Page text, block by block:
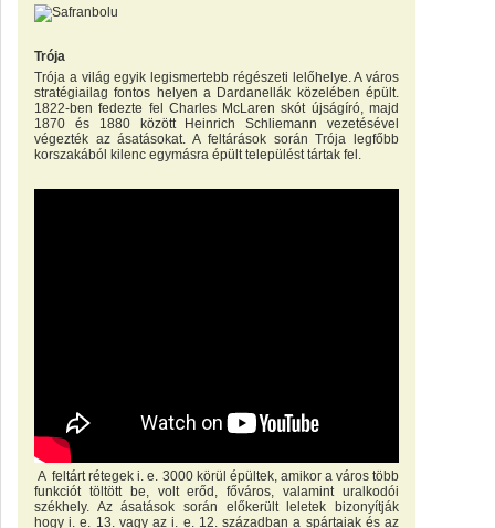
Trója
Trója a világ egyik legismertebb régészeti lelőhelye. A város
stratégiailag fontos helyen a Dardanellák közelében épült.
1822-ben fedezte fel Charles McLaren skót újságíró, majd
1870 és 1880 között Heinrich Schliemann vezetésével
végezték az ásatásokat. A feltárások során Trója legfőbb
korszakából kilenc egymásra épült települést tártak fel.
A feltárt rétegek i. e. 3000 körül épültek, amikor a város több
funkciót töltött be, volt erőd, főváros, valamint uralkodói
székhely. Az ásatások során előkerült leletek bizonyítják
hogy i. e. 13. vagy az i. e. 12. században a spártaiak és az